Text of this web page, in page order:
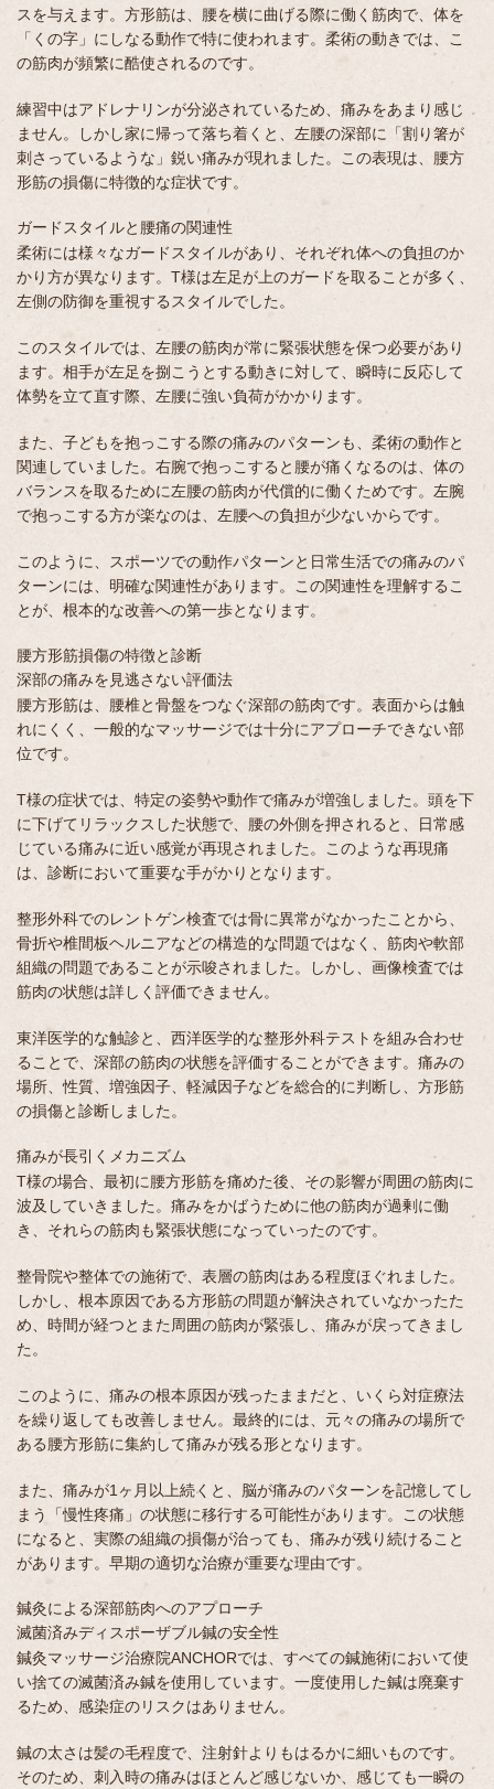
スを与えます。方形筋は、腰を横に曲げる際に働く筋肉で、体を
「くの字」にしなる動作で特に使われます。柔術の動きでは、こ
の筋肉が頻繁に酷使されるのです。
練習中はアドレナリンが分泌されているため、痛みをあまり感じ
ません。しかし家に帰って落ち着くと、左腰の深部に「割り箸が
刺さっているような」鋭い痛みが現れました。この表現は、腰方
形筋の損傷に特徴的な症状です。
ガードスタイルと腰痛の関連性
柔術には様々なガードスタイルがあり、それぞれ体への負担のか
かり方が異なります。T様は左足が上のガードを取ることが多く、
左側の防御を重視するスタイルでした。
このスタイルでは、左腰の筋肉が常に緊張状態を保つ必要があり
ます。相手が左足を捌こうとする動きに対して、瞬時に反応して
体勢を立て直す際、左腰に強い負荷がかかります。
また、子どもを抱っこする際の痛みのパターンも、柔術の動作と
関連していました。右腕で抱っこすると腰が痛くなるのは、体の
バランスを取るために左腰の筋肉が代償的に働くためです。左腕
で抱っこする方が楽なのは、左腰への負担が少ないからです。
このように、スポーツでの動作パターンと日常生活での痛みのパ
ターンには、明確な関連性があります。この関連性を理解するこ
とが、根本的な改善への第一歩となります。
腰方形筋損傷の特徴と診断
深部の痛みを見逃さない評価法
腰方形筋は、腰椎と骨盤をつなぐ深部の筋肉です。表面からは触
れにくく、一般的なマッサージでは十分にアプローチできない部
位です。
T様の症状では、特定の姿勢や動作で痛みが増強しました。頭を下
に下げてリラックスした状態で、腰の外側を押されると、日常感
じている痛みに近い感覚が再現されました。このような再現痛
は、診断において重要な手がかりとなります。
整形外科でのレントゲン検査では骨に異常がなかったことから、
骨折や椎間板ヘルニアなどの構造的な問題ではなく、筋肉や軟部
組織の問題であることが示唆されました。しかし、画像検査では
筋肉の状態は詳しく評価できません。
東洋医学的な触診と、西洋医学的な整形外科テストを組み合わせ
ることで、深部の筋肉の状態を評価することができます。痛みの
場所、性質、増強因子、軽減因子などを総合的に判断し、方形筋
の損傷と診断しました。
痛みが長引くメカニズム
T様の場合、最初に腰方形筋を痛めた後、その影響が周囲の筋肉に
波及していきました。痛みをかばうために他の筋肉が過剰に働
き、それらの筋肉も緊張状態になっていったのです。
整骨院や整体での施術で、表層の筋肉はある程度ほぐれました。
しかし、根本原因である方形筋の問題が解決されていなかったた
め、時間が経つとまた周囲の筋肉が緊張し、痛みが戻ってきまし
た。
このように、痛みの根本原因が残ったままだと、いくら対症療法
を繰り返しても改善しません。最終的には、元々の痛みの場所で
ある腰方形筋に集約して痛みが残る形となります。
また、痛みが1ヶ月以上続くと、脳が痛みのパターンを記憶してし
まう「慢性疼痛」の状態に移行する可能性があります。この状態
になると、実際の組織の損傷が治っても、痛みが残り続けること
があります。早期の適切な治療が重要な理由です。
鍼灸による深部筋肉へのアプローチ
滅菌済みディスポーザブル鍼の安全性
鍼灸マッサージ治療院ANCHORでは、すべての鍼施術において使
い捨ての滅菌済み鍼を使用しています。一度使用した鍼は廃棄す
るため、感染症のリスクはありません。
鍼の太さは髪の毛程度で、注射針よりもはるかに細いものです。
そのため、刺入時の痛みはほとんど感じないか、感じても一瞬の